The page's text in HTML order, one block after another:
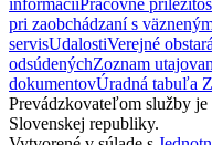
informáciíPracovné
pri zaobchádzaní s
servisUdalostiVerejné
odsúdenýchZoznam
dokumentovÚradná tabuľa
Prevádzkovateľom služby je
Slovenskej republiky.